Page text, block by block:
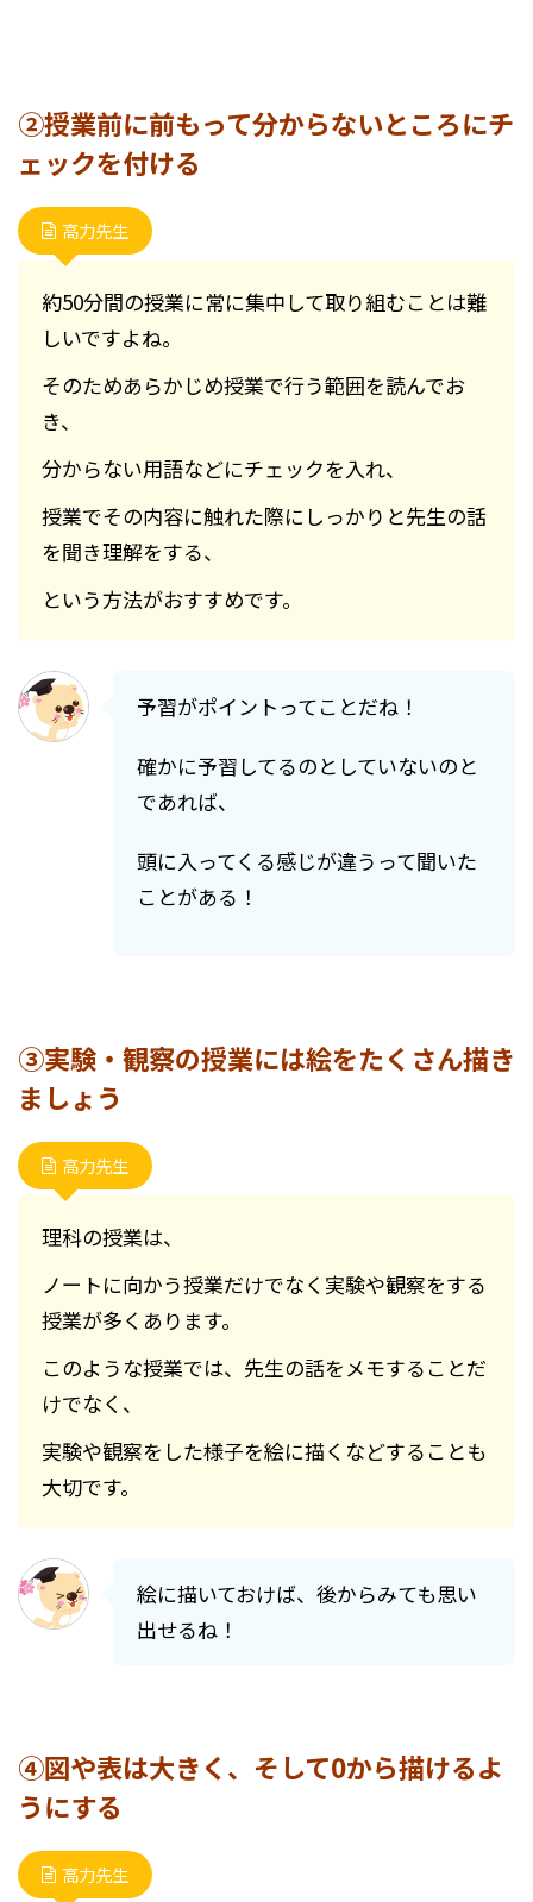
②授業前に前もって分からないところにチ
ェックを付ける
高力先生
約50分間の授業に常に集中して取り組むことは難
しいですよね。
そのためあらかじめ授業で行う範囲を読んでお
き、
分からない用語などにチェックを入れ、
授業でその内容に触れた際にしっかりと先生の話
を聞き理解をする、
という方法がおすすめです。
予習がポイントってことだね！
確かに予習してるのとしていないのと
であれば、
頭に入ってくる感じが違うって聞いた
ことがある！
③実験・観察の授業には絵をたくさん描き
ましょう
高力先生
理科の授業は、
ノートに向かう授業だけでなく実験や観察をする
授業が多くあります。
このような授業では、先生の話をメモすることだ
けでなく、
実験や観察をした様子を絵に描くなどすることも
大切です。
絵に描いておけば、後からみても思い
出せるね！
④図や表は大きく、そして0から描けるよ
うにする
高力先生